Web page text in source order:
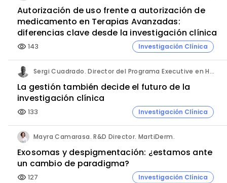
Autorización de uso frente a autorización de
medicamento en Terapias Avanzadas:
diferencias clave desde la investigación clínica
visibility 143 Investigación Clínica
Sergi Cuadrado. Director del Programa Executive en Habilidades Directivas y Gestión en Investigación Clínica e Innovación Sanitaria (Cesif).
La gestión también decide el futuro de la
investigación clínica
visibility 133 Investigación Clínica
Mayra Camarasa. R&D Director. MartiDerm.
Exosomas y despigmentación: ¿estamos ante
un cambio de paradigma?
visibility 127 Investigación Clínica